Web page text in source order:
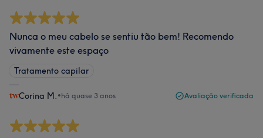
Nunca o meu cabelo se sentiu tão bem! Recomendo
vivamente este espaço
Tratamento capilar
Corina M. •há quase 3 anos Avaliação verificada